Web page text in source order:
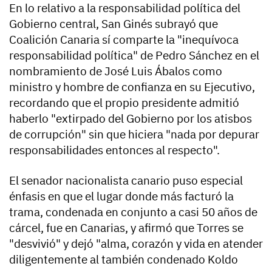
En lo relativo a la responsabilidad política del
Gobierno central, San Ginés subrayó que
Coalición Canaria sí comparte la "inequívoca
responsabilidad política" de Pedro Sánchez en el
nombramiento de José Luis Ábalos como
ministro y hombre de confianza en su Ejecutivo,
recordando que el propio presidente admitió
haberlo "extirpado del Gobierno por los atisbos
de corrupción" sin que hiciera "nada por depurar
responsabilidades entonces al respecto".
El senador nacionalista canario puso especial
énfasis en que el lugar donde más facturó la
trama, condenada en conjunto a casi 50 años de
cárcel, fue en Canarias, y afirmó que Torres se
"desvivió" y dejó "alma, corazón y vida en atender
diligentemente al también condenado Koldo